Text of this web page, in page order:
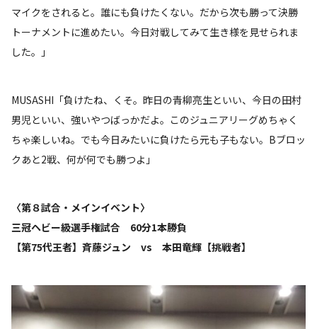
マイクをされると。誰にも負けたくない。だから次も勝って決勝
トーナメントに進めたい。今日対戦してみて生き様を見せられま
した。」
MUSASHI「負けたね、くそ。昨日の青柳亮生といい、今日の田村
男児といい、強いやつばっかだよ。このジュニアリーグめちゃく
ちゃ楽しいね。でも今日みたいに負けたら元も子もない。Bブロッ
クあと2戦、何が何でも勝つよ」
〈第８試合・メインイベント〉
三冠ヘビー級選手権試合 60分1本勝負
【第75代王者】斉藤ジュン vs 本田竜輝【挑戦者】